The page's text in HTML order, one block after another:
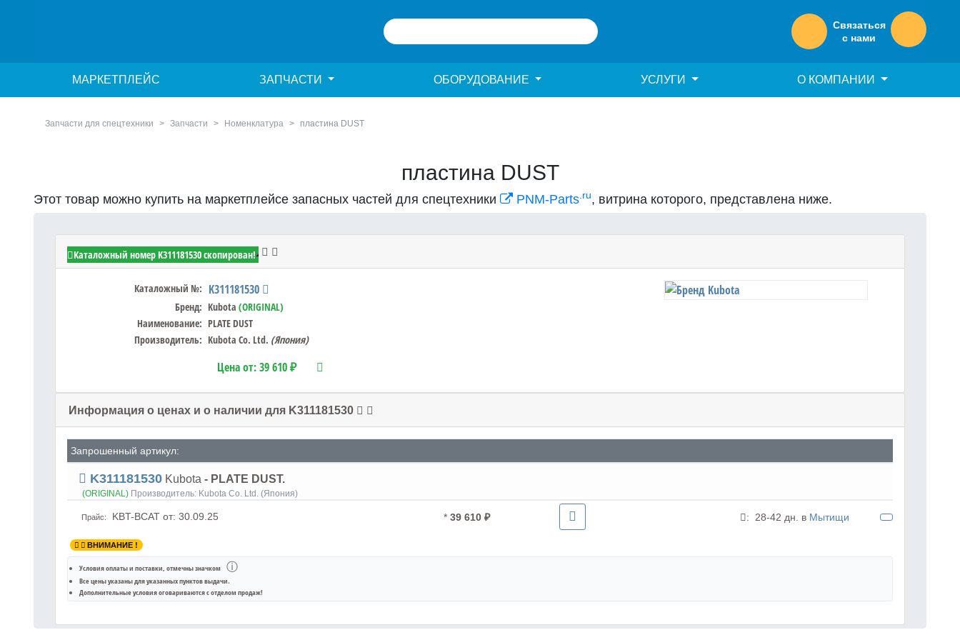
Связаться
с нами
МАРКЕТПЛЕЙС ЗАПЧАСТИ ОБОРУДОВАНИЕ УСЛУГИ О КОМПАНИИ
Запчасти для спецтехники Запчасти Номенклатура пластина DUST
пластина DUST
Этот товар можно купить на маркетплейсе запасных частей для спецтехники PNM-Parts.ru, витрина которого, представлена ниже.
Kubota K311181530 - PLATE DUST
Каталожный №: K311181530
Бренд: Kubota (ORIGINAL)
Наименование: PLATE DUST
Производитель: Kubota Co. Ltd. (Япония)
Цена от:39 610 ₽
Каталожный номер K311181530 скопирован!
Информация о ценах и о наличии для K311181530
Запрошенный артикул:
K311181530 Kubota - PLATE DUST.
(ORIGINAL)Производитель: Kubota Co. Ltd. (Япония)
Прайс: KBT-BCAT от: 30.09.25 * 39 610 ₽ : 28-42 дн. в Мытищи
ВНИМАНИЕ !
Условия оплаты и поставки , отмечны значком ⓘ
Все цены указаны дляуказанных пунктов выдачи.
Дополнительные условия оговариваются с отделом продаж!